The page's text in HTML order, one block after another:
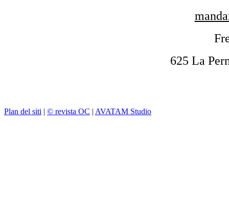
625 La
Plan del siti | © revista OC | AVATAM Studio